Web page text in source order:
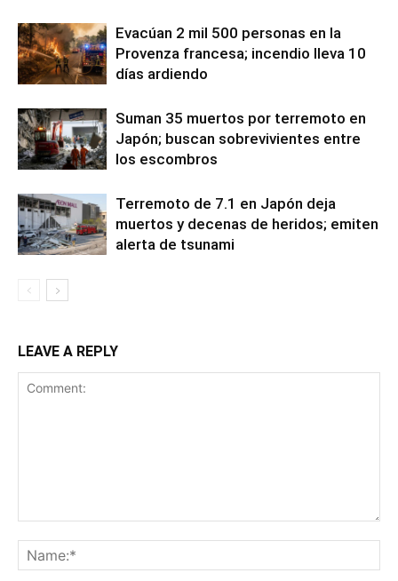
Evacúan 2 mil 500 personas en la
Provenza francesa; incendio lleva 10
días ardiendo
Suman 35 muertos por terremoto en
Japón; buscan sobrevivientes entre
los escombros
Terremoto de 7.1 en Japón deja
muertos y decenas de heridos; emiten
alerta de tsunami
LEAVE A REPLY